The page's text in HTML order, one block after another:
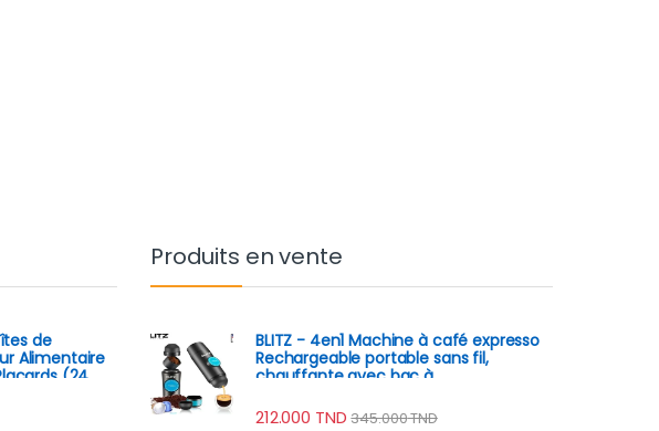
de
Alimentaire
(24
Produits en vente
BLITZ - 4en1 Machine à café expresso
Rechargeable portable sans fil,
chauffante avec bac à
automatique, batterie 8h
212.000 TND 345.000TND